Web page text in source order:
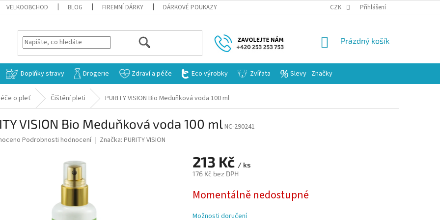
VELKOOBCHOD BLOG FIREMNÍ DÁRKY DÁRKOVÉ POUKAZY CZK Přihlášení
HLEDAT
NÁKUPNÍ
Prázdný košík
Doplňky stravy Drogerie Zdraví a péče Eco výrobky Zvířata Slevy Značky
o pleť Čištění pleti PURITY VISION Bio Meduňková voda 100 ml
VISION Bio Meduňková voda 100 mlNC-290241
Podrobnosti hodnocení Značka: PURITY VISION
213 Kč / ks
176 Kč bez DPH
cena:
Momentálně nedostupné
Možnosti doručení